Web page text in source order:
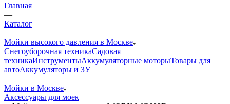
Главная
—
Каталог
—
Мойки высокого давления в Москве
Снегоуборочная техникаСадовая
техникаИнструментыАккумуляторные моторыТовары для
автоАккумуляторы и ЗУ
—
Мойки в Москве
Аксессуары для моек